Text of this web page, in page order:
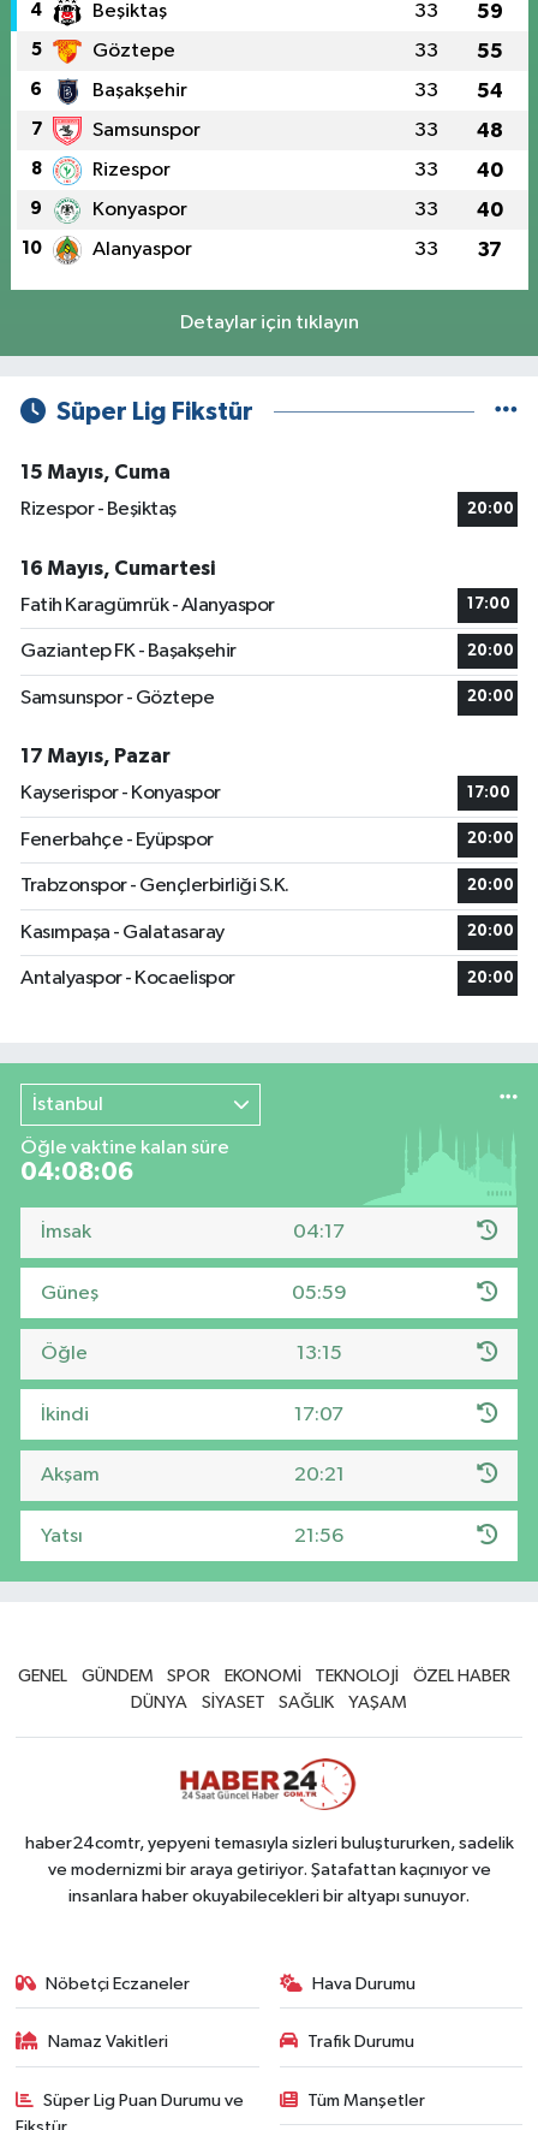
4 Beşiktaş 33 59
5 Göztepe 33 55
6 Başakşehir 33 54
7 Samsunspor 33 48
8 Rizespor 33 40
9 Konyaspor 33 40
10 Alanyaspor 33 37
Detaylar için tıklayın
Süper Lig Fikstür
15 Mayıs, Cuma
Rizespor - Beşiktaş
20:00
16 Mayıs, Cumartesi
Fatih Karagümrük - Alanyaspor
17:00
Gaziantep FK - Başakşehir 20:00
Samsunspor - Göztepe 20:00
17 Mayıs, Pazar
Kayserispor - Konyaspor
17:00
Fenerbahçe - Eyüpspor 20:00
Trabzonspor - Gençlerbirliği S.K. 20:00
Kasımpaşa - Galatasaray 20:00
Antalyaspor - Kocaelispor 20:00
İstanbul
Öğle vaktine kalan süre
04:08:06
İmsak 04:17
Güneş 05:59
Öğle 13:15
İkindi 17:07
Akşam 20:21
Yatsı 21:56
GENEL GÜNDEM SPOR EKONOMİ TEKNOLOJİ
ÖZEL HABER
DÜNYA
SİYASET SAĞLIK YAŞAM
haber24comtr, yepyeni temasıyla sizleri buluştururken, sadelik
ve modernizmi bir araya getiriyor. Şatafattan kaçınıyor ve
insanlara haber okuyabilecekleri bir altyapı sunuyor.
Nöbetçi Eczaneler Hava Durumu
Namaz Vakitleri Trafik Durumu
Süper Lig Puan Durumu ve
Tüm Manşetler